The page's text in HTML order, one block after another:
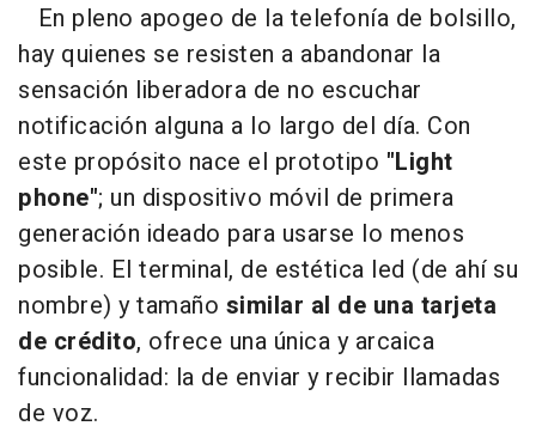
En pleno apogeo de la telefonía de bolsillo,
hay quienes se resisten a abandonar la
sensación liberadora de no escuchar
notificación alguna a lo largo del día. Con
este propósito nace el prototipo "Light
phone"; un dispositivo móvil de primera
generación ideado para usarse lo menos
posible. El terminal, de estética led (de ahí su
nombre) y tamaño similar al de una tarjeta
de crédito, ofrece una única y arcaica
funcionalidad: la de enviar y recibir llamadas
de voz.